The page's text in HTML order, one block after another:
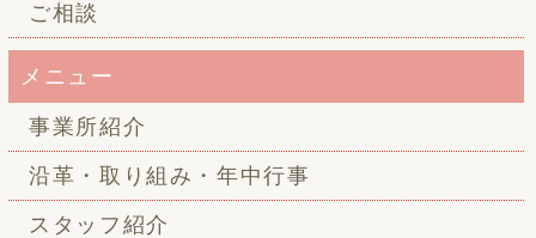
ご相談
メニュー
事業所紹介
沿革・取り組み・年中行事
スタッフ紹介